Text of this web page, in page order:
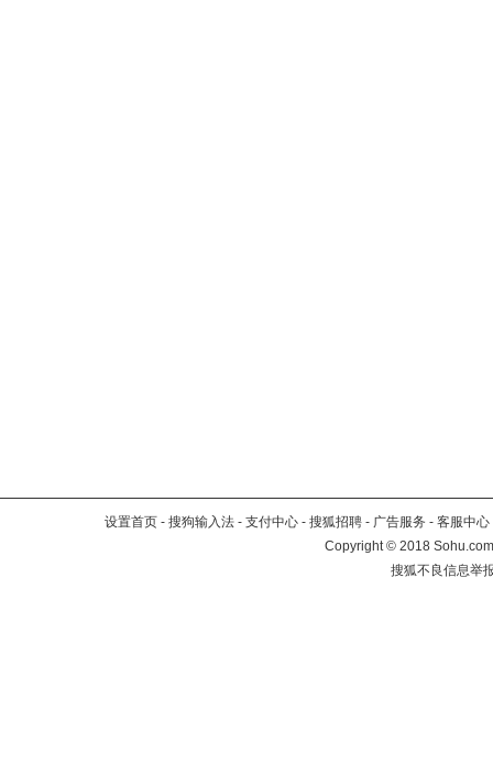
设置首页 - 搜狗输入法 - 支付中心 - 搜狐招聘 - 广告服务 - 客服中心
Copyright©2018
搜狐不良信息举